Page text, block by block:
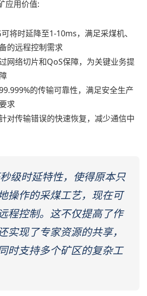
应用价值:
可将时延降至1-10ms，满足采煤机、
的远程控制需求
网络切片和QoS保障，为关键业务提
的传输可靠性，满足安全生产
求
对传输错误的快速恢复，减少通信中
级时延特性，使得原本只
操作的采煤工艺，现在可
程控制。这不仅提高了作
实现了专家资源的共享，
时支持多个矿区的复杂工